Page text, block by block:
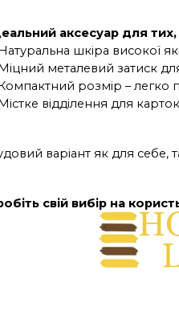
аксесуар для тих,
шкіра високої
металевий затиск
розмір – легко
відділення для
варіант як для себе,
свій вибір на